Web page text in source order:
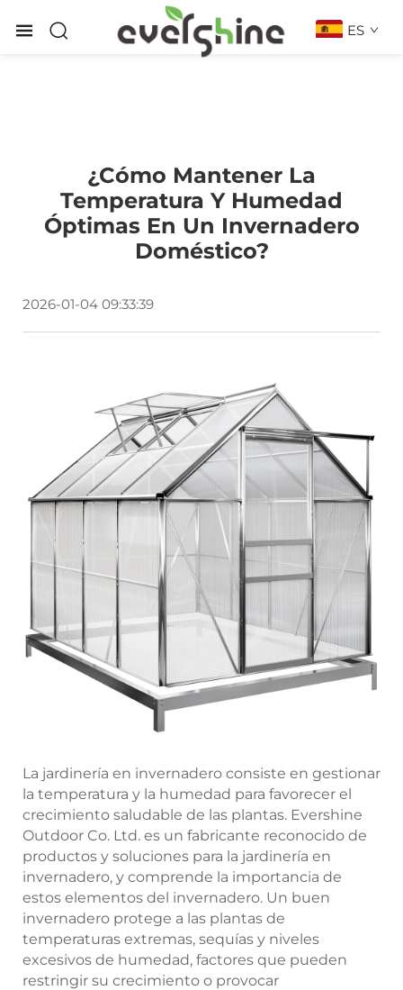
ES
¿Cómo Mantener La
Temperatura Y Humedad
Óptimas En Un Invernadero
Doméstico?
2026-01-04 09:33:39
La jardinería en invernadero consiste en gestionar
la temperatura y la humedad para favorecer el
crecimiento saludable de las plantas. Evershine
Outdoor Co. Ltd. es un fabricante reconocido de
productos y soluciones para la jardinería en
invernadero, y comprende la importancia de
estos elementos del invernadero. Un buen
invernadero protege a las plantas de
temperaturas extremas, sequías y niveles
excesivos de humedad, factores que pueden
restringir su crecimiento o provocar